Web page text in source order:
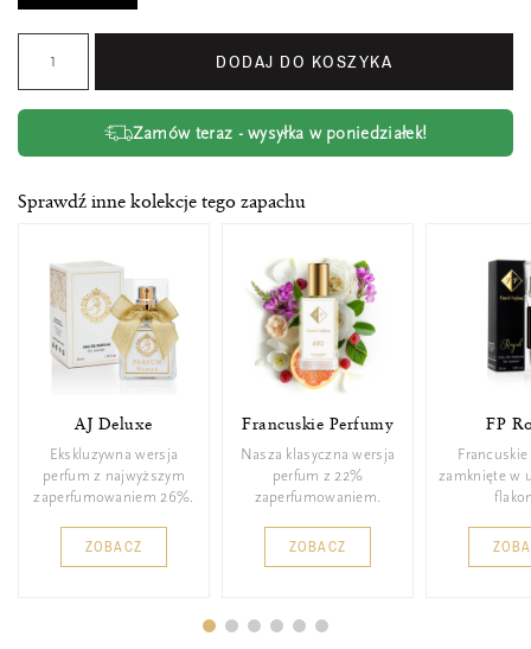
DODAJ DO KOSZYKA
Zamów teraz - wysyłka w poniedziałek!
Sprawdź inne kolekcje tego zapachu
AJ Deluxe
Ekskluzywna wersja
perfum z najwyższym
zaperfumowaniem 26%.
ZOBACZ
Francuskie Perfumy
Nasza klasyczna wersja
perfum z 22%
zaperfumowaniem.
ZOBACZ
FP
zamknięte w